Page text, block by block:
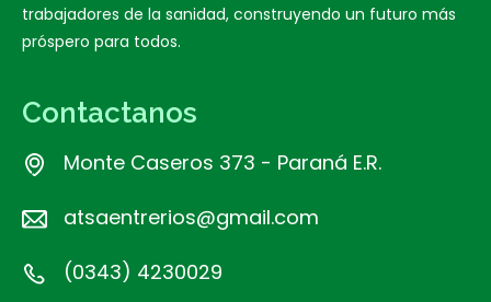
trabajadores de la sanidad, construyendo un futuro más
próspero para todos.
Contactanos
Monte Caseros 373 - Paraná E.R.
atsaentrerios@gmail.com
(0343) 4230029